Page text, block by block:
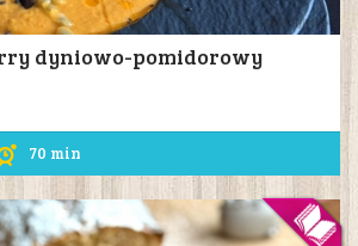
dyniowo-pomidorowy
70 min